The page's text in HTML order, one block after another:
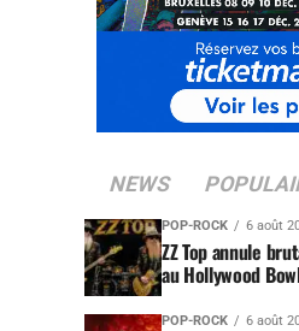
NEWS
POP-ROCK 6 août
ZZ Top annule
au Hollywood
POP-ROCK 6 août